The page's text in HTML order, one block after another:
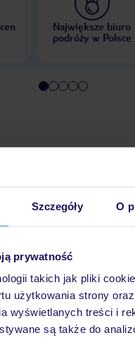
Szczegóły O
prywatność
takich jak pliki
użytkowania strony oraz
wyświetlanych treści i
są także do
Największe biuro
podróży w Polsce